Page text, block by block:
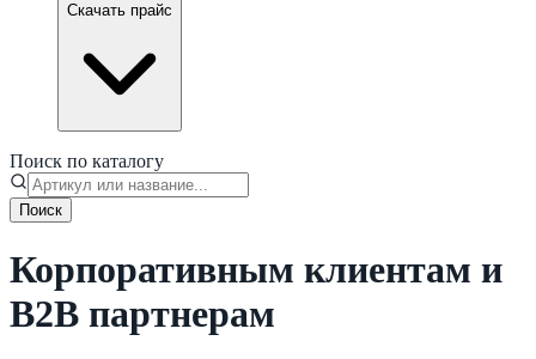
Скачать прайс
Поиск по каталогу
Поиск
Корпоративным клиентам и
B2B партнерам